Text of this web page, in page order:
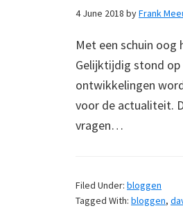
4 June 2018 byFrank
Met een schuin
Gelijktijdig stond op
ontwikkelingen
voor de actualiteit.
vragen…
Filed Under: bloggen
Tagged With: bloggen,